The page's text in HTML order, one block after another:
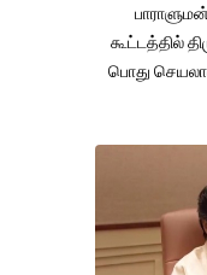
கூட்டத்தில்
பொது